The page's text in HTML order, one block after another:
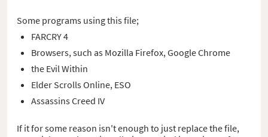
Some programs using this file;
FARCRY 4
Browsers, such as Mozilla Firefox, Google Chrome
the Evil Within
Elder Scrolls Online, ESO
Assassins Creed IV
If it for some reason isn't enough to just replace the file,